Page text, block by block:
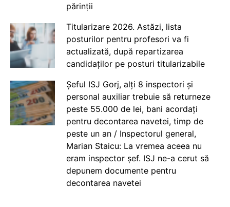
părinții
Titularizare 2026. Astăzi, lista
posturilor pentru profesori va fi
actualizată, după repartizarea
candidaților pe posturi titularizabile
Șeful ISJ Gorj, alți 8 inspectori și
personal auxiliar trebuie să returneze
peste 55.000 de lei, bani acordați
pentru decontarea navetei, timp de
peste un an / Inspectorul general,
Marian Staicu: La vremea aceea nu
eram inspector șef. ISJ ne-a cerut să
depunem documente pentru
decontarea navetei